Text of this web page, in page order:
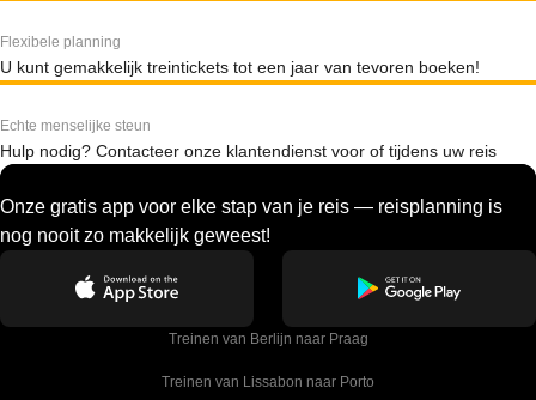
Flexibele planning
U kunt gemakkelijk treintickets tot een jaar van tevoren boeken!
Echte menselijke steun
Hulp nodig? Contacteer onze klantendienst voor of tijdens uw reis
Onze gratis app voor elke stap van je reis — reisplanning is
nog nooit zo makkelijk geweest!
Treinen van Berlijn naar Praag
Treinen van Lissabon naar Porto